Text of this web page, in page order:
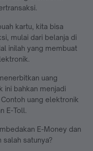
kartu, kita bisa
mulai dari belanja di
inilah yang membuat
uang
ini bahkan menjadi
uang elektronik
E-Toll.
E-Money dan
salah satunya?